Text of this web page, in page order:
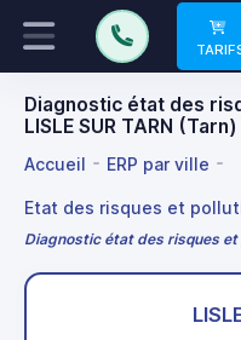
Diagnostic état des
LISLE SUR TARN (Tarn)
Accueil ERP par ville
Etat des risques et
Diagnostic état des risques et